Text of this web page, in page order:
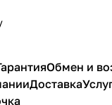
никель
1 шт2 340 ₽
Обмен и
Доставка